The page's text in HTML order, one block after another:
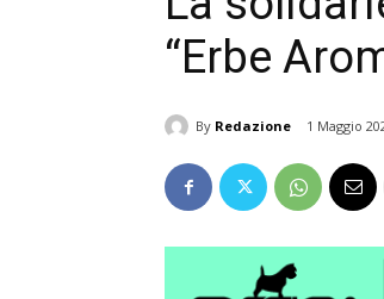
“Erbe
By Redazione 1 Maggio